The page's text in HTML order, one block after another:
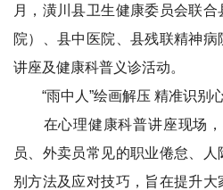
月，潢川县卫生健康委员会联
院）、县中医院、县残联精神
讲座及健康科普义诊活动。
“雨中人”绘画解压 精准识别
在心理健康科普讲座现场，
员、外卖员常见的职业倦怠、
别方法及应对技巧，旨在提升